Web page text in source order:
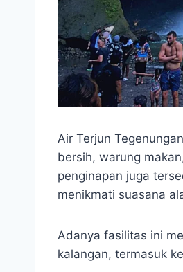
Air Terjun
bersih, warung
penginapan juga
menikmati suasana
Adanya fasilitas ini
kalangan, termasuk